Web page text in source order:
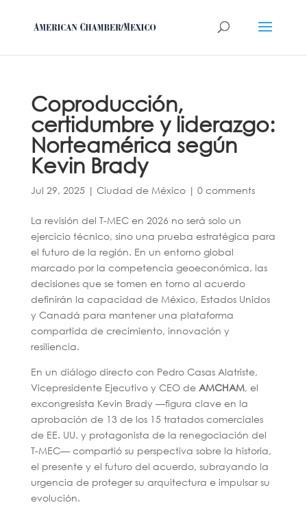
Coproducción,
certidumbre y liderazgo:
Norteamérica según
Kevin Brady
Jul 29, 2025 | Ciudad de México| 0 comments
La revisión del T-MEC en 2026 no será solo un
ejercicio técnico, sino una prueba estratégica para
el futuro de la región. En un entorno global
marcado por la competencia geoeconómica, las
decisiones que se tomen en torno al acuerdo
definirán la capacidad de México, Estados Unidos
y Canadá para mantener una plataforma
compartida de crecimiento, innovación y
resiliencia.
En un diálogo directo con Pedro Casas Alatriste,
Vicepresidente Ejecutivo y CEO de AMCHAM, el
excongresista Kevin Brady —figura clave en la
aprobación de 13 de los 15 tratados comerciales
de EE. UU. y protagonista de la renegociación del
T-MEC— compartió su perspectiva sobre la historia,
el presente y el futuro del acuerdo, subrayando la
urgencia de proteger su arquitectura e impulsar su
evolución.